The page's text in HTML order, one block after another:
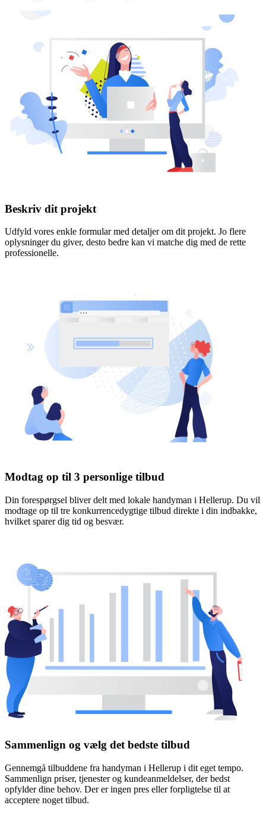
Beskriv dit projekt
Udfyld vores enkle formular med detaljer om dit projekt. Jo flere
oplysninger du giver, desto bedre kan vi matche dig med de rette
professionelle.
Modtag op til 3 personlige tilbud
Din forespørgsel bliver delt med lokale handyman i Hellerup. Du vil
modtage op til tre konkurrencedygtige tilbud direkte i din indbakke,
hvilket sparer dig tid og besvær.
Sammenlign og vælg det bedste tilbud
Gennemgå tilbuddene fra handyman i Hellerup i dit eget tempo.
Sammenlign priser, tjenester og kundeanmeldelser, der bedst
opfylder dine behov. Der er ingen pres eller forpligtelse til at
acceptere noget tilbud.